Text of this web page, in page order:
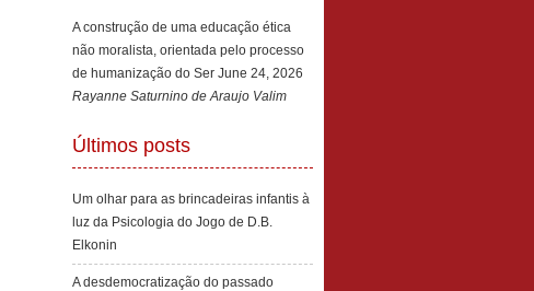
A construção de uma educação ética
não moralista, orientada pelo processo
de humanização do Ser June 24, 2026
Rayanne Saturnino de Araujo Valim
Últimos posts
Um olhar para as brincadeiras infantis à
luz da Psicologia do Jogo de D.B.
Elkonin
A desdemocratização do passado